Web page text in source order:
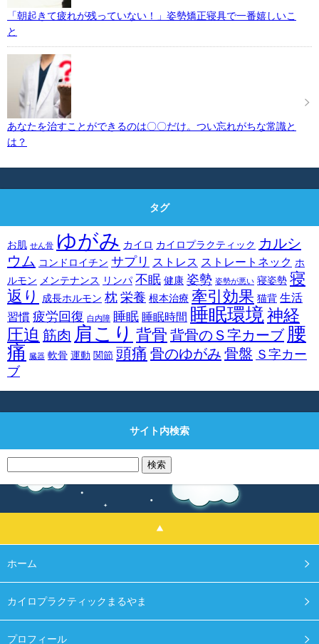
「朝起きて疲れが残っていない！」姿勢矯正寝具で一番嬉しいこ
と
あなたを治すことができるのは〇〇だけ。つい忘れがちな常識と
は？
タグ
お肌 せん骨 ゆがみ カイロ カイロプラクティック カルシ
ウム コンドロイチン サプリ ストレス ストレートネック ホ
ルモン メンテナンス リンパ 不眠 健康 姿勢 姿勢が悪い 寝姿勢 寝
返り
成長ホルモン 枕栄養 根本治療 牽引効果 猫背 生活
習慣 疲労回復 白内障 睡眠 睡眠時間 睡眠環境 神経
圧迫 筋肉 肩こり 背骨 背骨のＳ字カーブ 腰
痛 臓器 軟骨 運動 関節 頭痛 骨のゆがみ 骨盤 Ｓ字カー
ブ
サイト内検索
ホーム
カイロプラクティックまるやま
プロフィール